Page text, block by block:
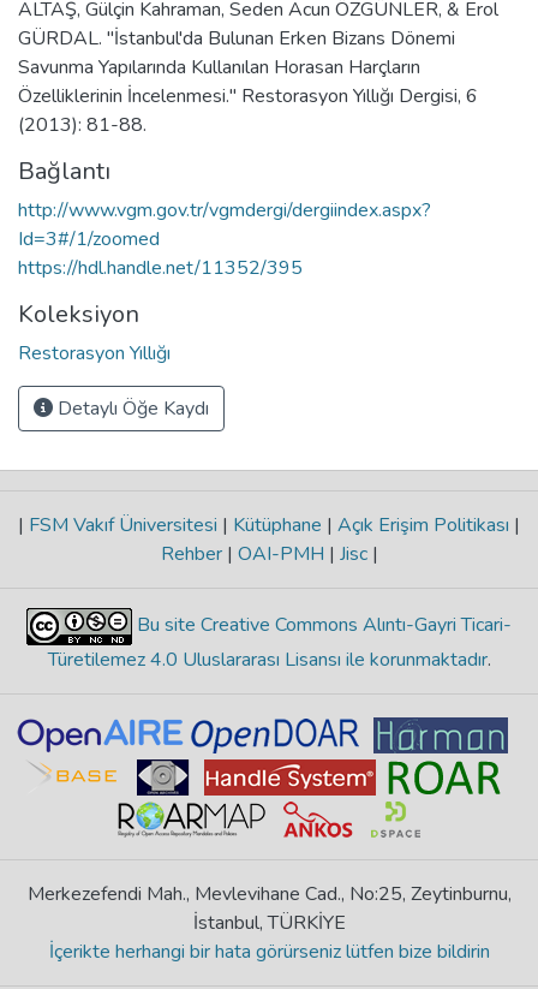
ALTAŞ, Gülçin Kahraman, Seden Acun ÖZGÜNLER, & Erol
GÜRDAL. "İstanbul'da Bulunan Erken Bizans Dönemi
Savunma Yapılarında Kullanılan Horasan Harçların
Özelliklerinin İncelenmesi." Restorasyon Yıllığı Dergisi, 6
(2013): 81-88.
Bağlantı
http://www.vgm.gov.tr/vgmdergi/dergiindex.aspx?
Id=3#/1/zoomed
https://hdl.handle.net/11352/395
Koleksiyon
Restorasyon Yıllığı
Detaylı Öğe Kaydı
| FSM Vakıf Üniversitesi | Kütüphane | Açık Erişim Politikası |
Rehber | OAI-PMH | Jisc |
Bu site Creative Commons Alıntı-Gayri Ticari-
Türetilemez 4.0 Uluslararası Lisansı ile korunmaktadır.
Merkezefendi Mah., Mevlevihane Cad., No:25, Zeytinburnu,
İstanbul, TÜRKİYE
İçerikte herhangi bir hata görürseniz lütfen bize bildirin